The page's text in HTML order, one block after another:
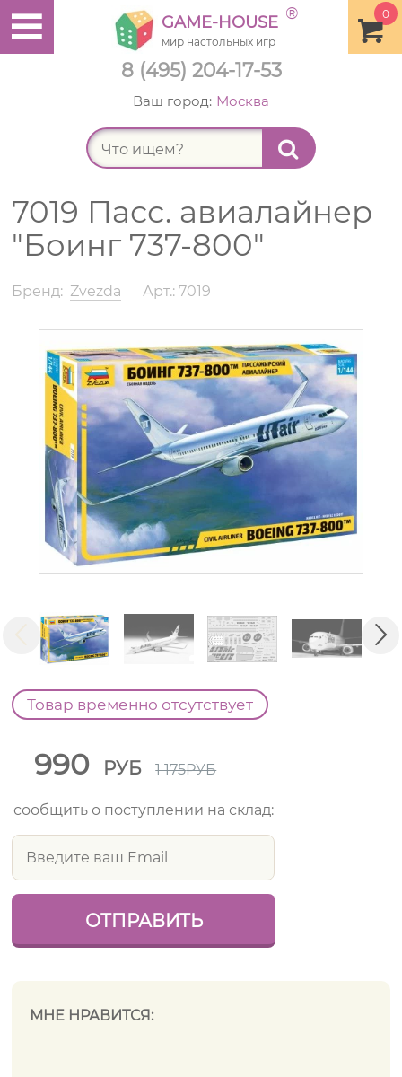
8 (495) 204-17-53
0
GAME-HOUSE ®
мир настольных игр
Ваш город: Москва
7019 Пасс. авиалайнер
"Боинг 737-800"
Бренд: Zvezda Арт.: 7019
Товар временно отсутствует
990 РУБ 1 175РУБ
сообщить о поступлении на склад:
МНЕ НРАВИТСЯ: